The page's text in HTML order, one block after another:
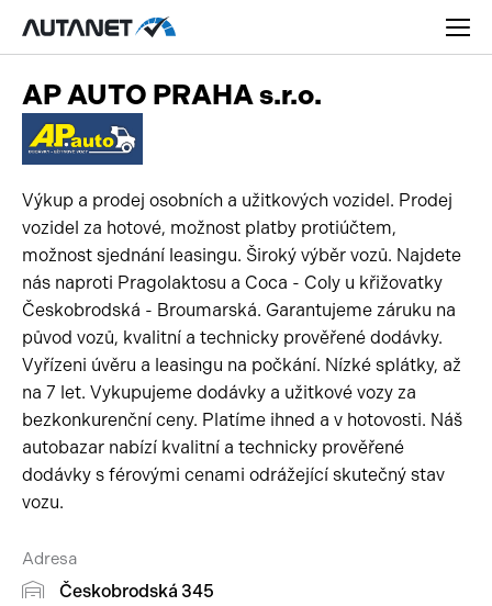
Osobní
Užitková
Nákladní
Obytná
Motorky
Přívěsy a návěsy
Autobusy
Novinky
Rady a tipy
Nové modely
Ojetiny
AP AUTO PRAHA s.r.o.
Výkup a prodej osobních a užitkových vozidel. Prodej
vozidel za hotové, možnost platby protiúčtem,
možnost sjednání leasingu. Široký výběr vozů. Najdete
nás naproti Pragolaktosu a Coca - Coly u křižovatky
Českobrodská - Broumarská. Garantujeme záruku na
původ vozů, kvalitní a technicky prověřené dodávky.
Vyřízeni úvěru a leasingu na počkání. Nízké splátky, až
na 7 let. Vykupujeme dodávky a užitkové vozy za
bezkonkurenční ceny. Platíme ihned a v hotovosti. Náš
autobazar nabízí kvalitní a technicky prověřené
dodávky s férovými cenami odrážející skutečný stav
vozu.
Adresa
Českobrodská 345